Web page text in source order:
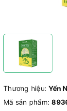
Thương hiệu:Yến
Mã sản phẩm: